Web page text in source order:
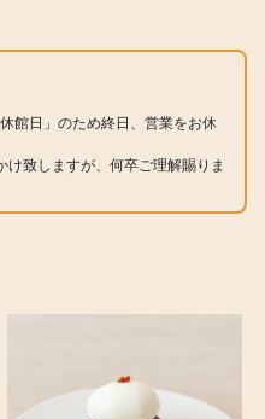
館日」のため終日、営業をお休
致しますが、何卒ご理解賜りま